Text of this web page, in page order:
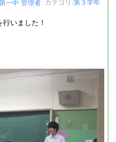
一中 管理者 カテゴリ:第３学年
いました！